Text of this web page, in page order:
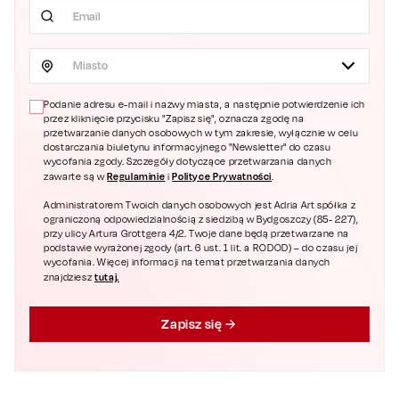
Miasto
Podanie adresu e-mail i nazwy miasta, a następnie potwierdzenie ich
przez kliknięcie przycisku "Zapisz się", oznacza zgodę na
przetwarzanie danych osobowych w tym zakresie, wyłącznie w celu
dostarczania biuletynu informacyjnego "Newsletter" do czasu
wycofania zgody. Szczegóły dotyczące przetwarzania danych
zawarte są wRegulaminie i Polityce Prywatności.
Administratorem Twoich danych osobowych jest Adria Art spółka z
ograniczoną odpowiedzialnością z siedzibą w Bydgoszczy (85- 227),
przy ulicy Artura Grottgera 4/2. Twoje dane będą przetwarzane na
podstawie wyrażonej zgody (art. 6 ust. 1 lit. a RODOD) – do czasu jej
wycofania. Więcej informacji na temat przetwarzania danych
znajdziesztutaj.
Zapisz się